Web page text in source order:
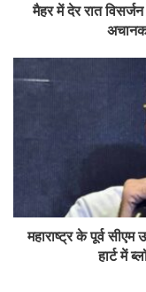
मैहर में देर रात
महाराष्ट्र के पूर्व
हार्ट में